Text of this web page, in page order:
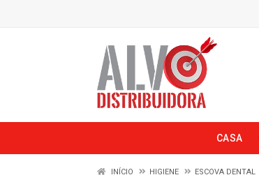
CASA
INÍCIO HIGIENE ESCOVA DENTAL